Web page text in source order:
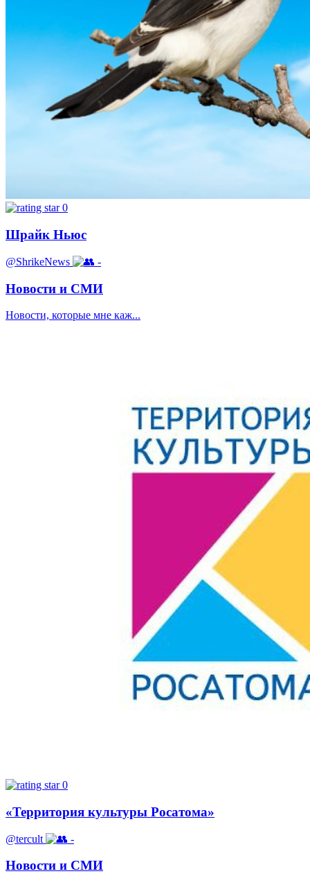
0
Шрайк Ньюс
@ShrikeNews -
Новости и СМИ
Новости, которые мне каж...
0
«Территория культуры Росатома»
@tercult -
Новости и СМИ